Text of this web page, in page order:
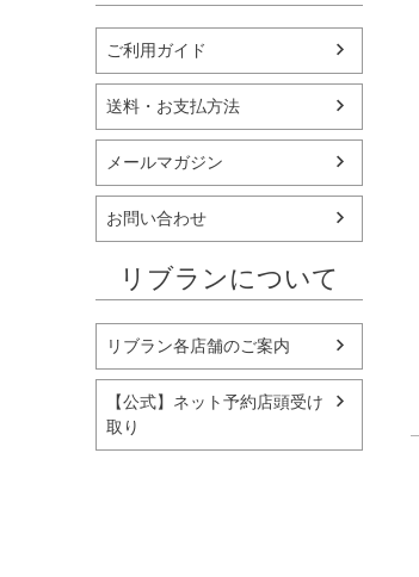
ご利用ガイド
送料・お支払方法
メールマガジン
お問い合わせ
リブランについて
リブラン各店舗のご案内
【公式】ネット予約店頭受け
取り